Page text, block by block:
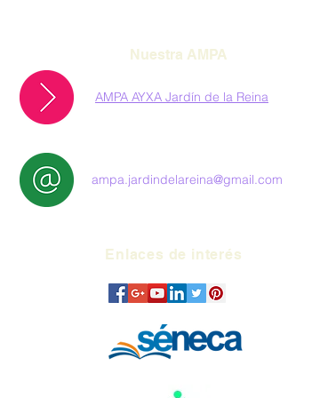
Nuestra AMPA
AMPA AYXA Jardín de la Reina
ampa.jardindelareina@gmail.com
Enlaces de interés